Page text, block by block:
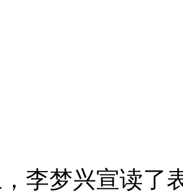
梦兴宣读了